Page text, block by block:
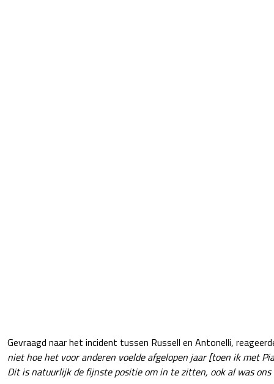
Gevraagd naar het incident tussen Russell en Antonelli,
niet hoe het voor anderen voelde afgelopen jaar [toen ik met
Dit is natuurlijk de fijnste positie om in te zitten, ook al was ons